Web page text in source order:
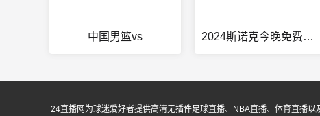
中国男篮vs 2024斯诺克今晚免费直播
24直播网为球迷爱好者提供高清无插件足球直播、NBA直播、体育直播